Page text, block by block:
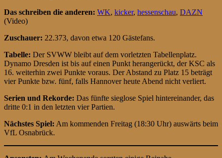
Das schreiben die anderen: WK, kicker, hessenschau, DAZN
(Video)
Zuschauer: 22.373, davon etwa 120 Gästefans.
Tabelle: Der SVWW bleibt auf dem vorletzten Tabellenplatz.
Dynamo Dresden ist bis auf einen Punkt herangerückt, der KSC als
16. weiterhin zwei Punkte voraus. Der Abstand zu Platz 15 beträgt
vier Punkte bzw. fünf, falls Hannover heute Abend nicht verliert.
Serien und Rekorde: Das fünfte sieglose Spiel hintereinander, das
dritte 0:1 in den letzten vier Partien.
Nächstes Spiel: Am kommenden Freitag (18:30 Uhr) auswärts beim
VfL Osnabrück.